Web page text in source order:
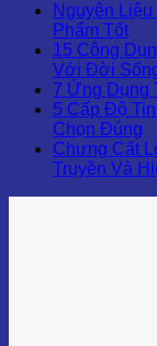
Nguyên
Phẩm Tốt
15 Công
Với Đời
7 Ứng Dụng
5 Cấp Độ
Chọn Đúng
Chưng Cất
Truyền Và